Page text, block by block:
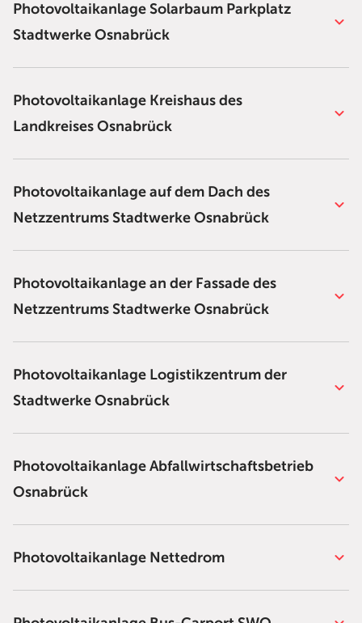
Photovoltaikanlage Solarbaum Parkplatz
Stadtwerke Osnabrück
Photovoltaikanlage Kreishaus des
Landkreises Osnabrück
Photovoltaikanlage auf dem Dach des
Netzzentrums Stadtwerke Osnabrück
Photovoltaikanlage an der Fassade des
Netzzentrums Stadtwerke Osnabrück
Photovoltaikanlage Logistikzentrum der
Stadtwerke Osnabrück
Photovoltaikanlage Abfallwirtschaftsbetrieb
Osnabrück
Photovoltaikanlage Nettedrom